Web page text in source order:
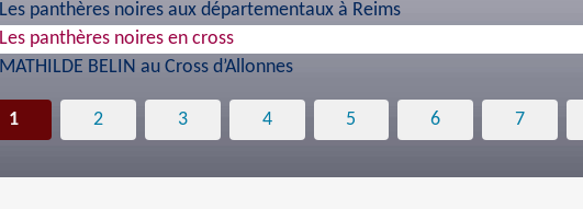
Les panthères noires aux départementaux à Reims
Les panthères noires en cross
MATHILDE BELIN au Cross d’Allonnes
1 2 3 4 5 6 7